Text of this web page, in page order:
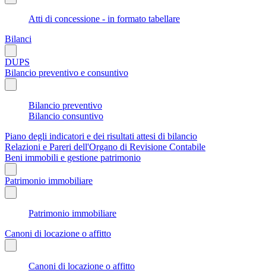
Atti di concessione - in formato tabellare
Bilanci
DUPS
Bilancio preventivo e consuntivo
Bilancio preventivo
Bilancio consuntivo
Piano degli indicatori e dei risultati attesi di bilancio
Relazioni e Pareri dell'Organo di Revisione Contabile
Beni immobili e gestione patrimonio
Patrimonio immobiliare
Patrimonio immobiliare
Canoni di locazione o affitto
Canoni di locazione o affitto